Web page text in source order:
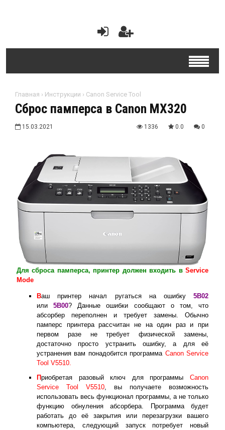
Главная › Инструкции › Canon Service Tool
Сброс памперса в Canon MX320
15.03.2021 1336 0.0 0
Для сброса памперса, принтер должен входить в Service
Mode
Ваш принтер начал ругаться на ошибку 5B02
или5B00? Данные ошибки сообщают о том, что
абсорбер переполнен и требует замены. Обычно
памперс принтера рассчитан не на один раз и при
первом разе не требует физической замены,
достаточно просто устранить ошибку, а для её
устранения вам понадобится программа Canon Service
Tool V5510.
Приобретая разовый ключ для программы Canon
Service Tool V5510 , вы получаете возможность
использовать весь функционал программы, а не только
функцию обнуления абсорбера. Программа будет
работать до её закрытия или перезагрузки вашего
компьютера, следующий запуск потребует новый